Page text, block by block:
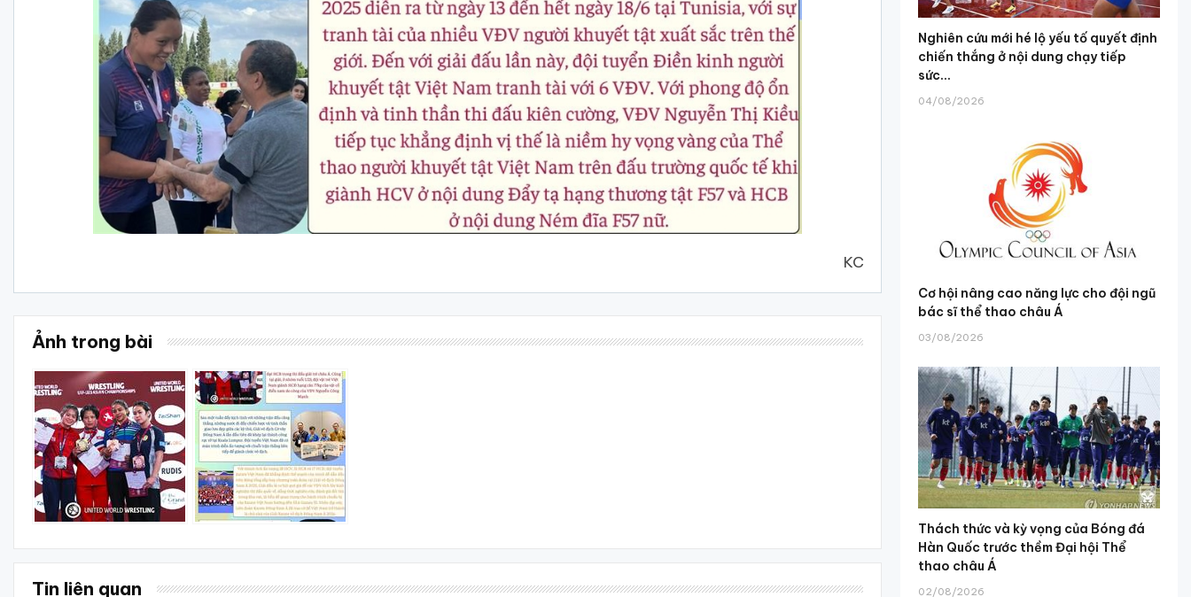
KC
Ảnh trong bài
Tin liên quan
Nghiên cứu mới hé lộ yếu tố quyết định
chiến thắng ở nội dung chạy tiếp
sức...
04/08/2026
Cơ hội nâng cao năng lực cho đội ngũ
bác sĩ thể thao châu Á
03/08/2026
Thách thức và kỳ vọng của Bóng đá
Hàn Quốc trước thềm Đại hội Thể
thao châu Á
02/08/2026